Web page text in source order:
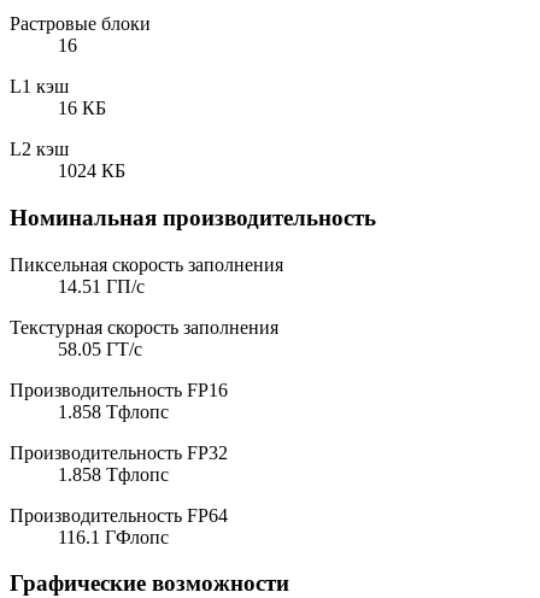
Растровые блоки
16
L1 кэш
16 КБ
L2 кэш
1024 КБ
Номинальная производительность
Пиксельная скорость заполнения
14.51 ГП/с
Текстурная скорость заполнения
58.05 ГТ/с
Производительность FP16
1.858 Тфлопс
Производительность FP32
1.858 Тфлопс
Производительность FP64
116.1 ГФлопс
Графические возможности